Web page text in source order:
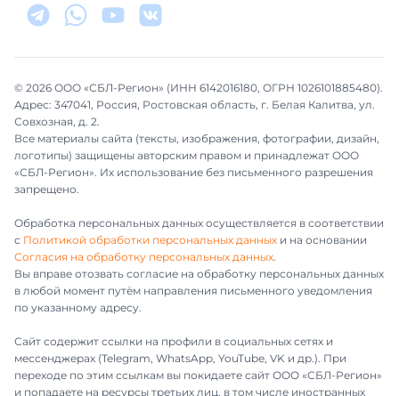
© 2026 ООО «СБЛ-Регион» (ИНН 6142016180, ОГРН 1026101885480).
Адрес: 347041, Россия, Ростовская область, г. Белая Калитва, ул.
Совхозная, д. 2.
Все материалы сайта (тексты, изображения, фотографии, дизайн,
логотипы) защищены авторским правом и принадлежат ООО
«СБЛ-Регион». Их использование без письменного разрешения
запрещено.
Обработка персональных данных осуществляется в соответствии
с Политикой обработки персональных данных и на основании
Согласия на обработку персональных данных.
Вы вправе отозвать согласие на обработку персональных данных
в любой момент путём направления письменного уведомления
по указанному адресу.
Сайт содержит ссылки на профили в социальных сетях и
мессенджерах (Telegram, WhatsApp, YouTube, VK и др.). При
переходе по этим ссылкам вы покидаете сайт ООО «СБЛ-Регион»
и попадаете на ресурсы третьих лиц, в том числе иностранных